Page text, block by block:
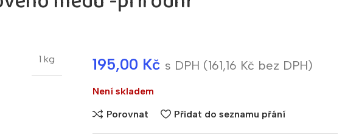
1 kg 195,00 Kč s DPH (161,16 Kč bez DPH)
Není skladem
Porovnat Přidat do seznamu přání